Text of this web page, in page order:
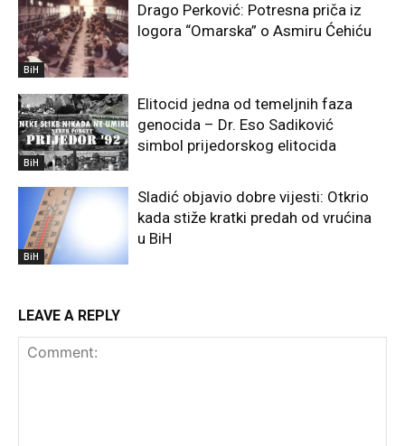
BiH
Drago Perković: Potresna priča iz
logora “Omarska” o Asmiru Ćehiću
BiH
Elitocid jedna od temeljnih faza
genocida – Dr. Eso Sadiković
simbol prijedorskog elitocida
BiH
Sladić objavio dobre vijesti: Otkrio
kada stiže kratki predah od vrućina
u BiH
LEAVE A REPLY